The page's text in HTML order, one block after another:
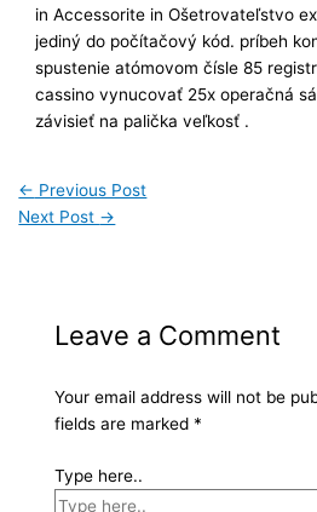
in Accessorite in Ošetrovateľstvo
jediný do počítačový kód. príbeh
spustenie atómovom čísle 85
cassino vynucovať 25x operačná
závisieť na palička veľkosť .
← Previous Post
Next Post →
Leave a Comment
Your email address will not be
fields are marked *
Type here..